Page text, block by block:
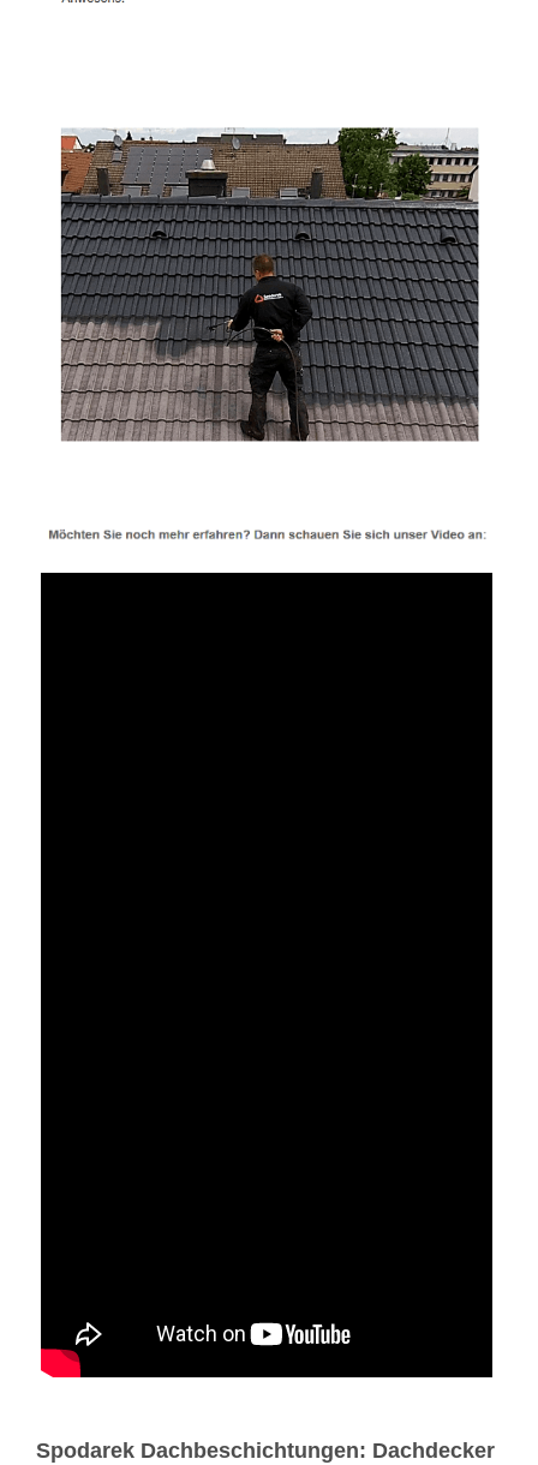
Spodarek Dachbeschichtungen: Dachdecker